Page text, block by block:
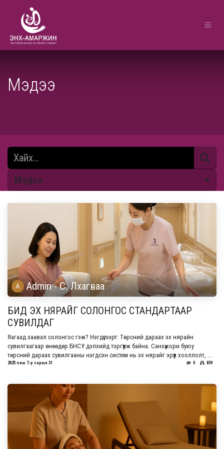
Мэдээ
Мэдээ
Admin - С. Лхагваа
БИД ЭХ НЯРАЙГ СОЛОНГОС СТАНДАРТААР
СУВИЛДАГ
Яагаад заавал солонгос гэж? Нэгдүгээрт: Төрсний дараах эх нярайн
сувилгаагаар өнөөдөр БНСУ дэлхийд тэргүүлж байна. Санхүжори буюу
төрсний дараах сувилгааны нэгдсэн систем нь эх нярайг эрүүл хооллолт, ...
2025 оны 7-р сарын 31 0 859